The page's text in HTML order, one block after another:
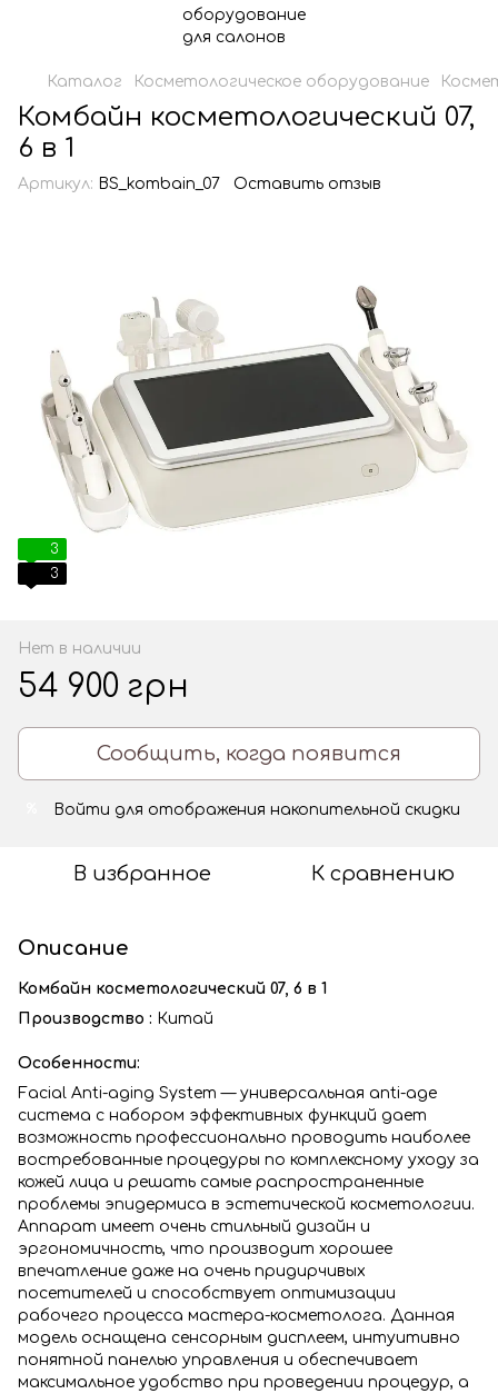
Каталог Косметологическое оборудование
Комбайн косметологический 07,
6 в 1
Артикул: BS_kombain_07 Оставить отзыв
3
3
Нет в наличии
54 900 грн
Сообщить, когда появится
Войти для отображения накопительной скидки
В избранное К сравнению
Описание
Комбайн косметологический 07, 6 в 1
Производство : Китай
Особенности:
Facial Anti-aging System — универсальная anti-age
система с набором эффективных функций дает
возможность профессионально проводить наиболее
востребованные процедуры по комплексному уходу за
кожей лица и решать самые распространенные
проблемы эпидермиса в эстетической косметологии.
Аппарат имеет очень стильный дизайн и
эргономичность, что производит хорошее
впечатление даже на очень придирчивых
посетителей и способствует оптимизации
рабочего процесса мастера-косметолога. Данная
модель оснащена сенсорным дисплеем, интуитивно
понятной панелью управления и обеспечивает
максимальное удобство при проведении процедур, а